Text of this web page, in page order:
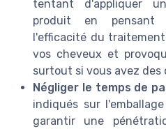
tentant d'appliquer
produit en pensant
l'efficacité du
vos cheveux et
surtout si vous avez des
Négliger le temps de
indiqués sur
garantir une